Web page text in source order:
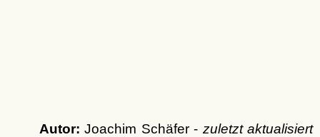
Autor: Joachim Schäfer - zuletzt aktualisiert